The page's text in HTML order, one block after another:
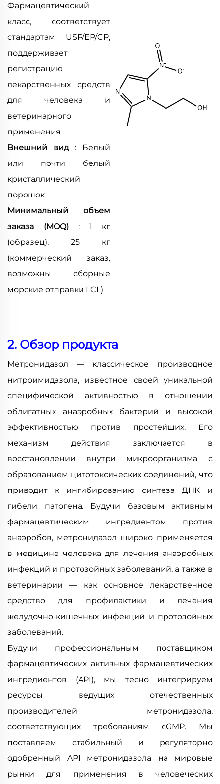
Фармацевтический
класс, соответствует
стандартам USP/EP/CP,
поддерживает
регистрацию
лекарственных средств
для человека и
ветеринарного
применения
Внешний вид : Белый
или почти белый
кристаллический
порошок
Минимальный объем
заказа (MOQ) : 1 кг
(образец), 25 кг
(коммерческий заказ,
возможны сборные
морские отправки LCL)
2. Обзор продукта
Метронидазол — классическое производное
нитроимидазола, известное своей уникальной
специфической активностью в отношении
облигатных анаэробных бактерий и высокой
эффективностью против простейших. Его
механизм действия заключается в
восстановлении внутри микроорганизма с
образованием цитотоксических соединений, что
приводит к ингибированию синтеза ДНК и
гибели патогена. Будучи базовым активным
фармацевтическим ингредиентом против
анаэробов, метронидазол широко применяется
в медицине человека для лечения анаэробных
инфекций и протозойных заболеваний, а также в
ветеринарии — как основное лекарственное
средство для профилактики и лечения
желудочно-кишечных инфекций и протозойных
заболеваний.
Будучи профессиональным поставщиком
фармацевтических активных фармацевтических
ингредиентов (API), мы тесно интегрируем
ресурсы ведущих отечественных
производителей метронидазола,
соответствующих требованиям cGMP. Мы
поставляем стабильный и регуляторно
одобренный API метронидазола на мировые
рынки для применения в человеческих